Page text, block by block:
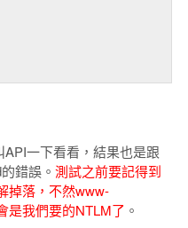
一下看看，結果也是跟
錯誤。 測試之前要記得到
掉落，不然www-
是我們要的NTLM了 。